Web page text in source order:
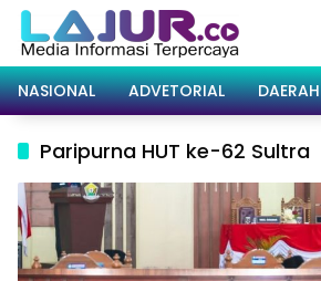
Langsung
konten
NASIONAL
ADVETORIAL DAERAH
Paripurna HUT ke-62 Sultra